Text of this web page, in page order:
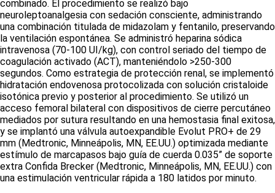
combinado. El procedimiento se realizó bajo
neuroleptoanalgesia con sedación consciente, administrando
una combinación titulada de midazolam y fentanilo, preservando
la ventilación espontánea. Se administró heparina sódica
intravenosa (70-100 UI/kg), con control seriado del tiempo de
coagulación activado (ACT), manteniéndolo >250-300
segundos. Como estrategia de protección renal, se implementó
hidratación endovenosa protocolizada con solución cristaloide
isotónica previo y posterior al procedimiento. Se utilizó un
acceso femoral bilateral con dispositivos de cierre percutáneo
mediados por sutura resultando en una hemostasia final exitosa,
y se implantó una válvula autoexpandible Evolut PRO+ de 29
mm (Medtronic, Minneápolis, MN, EE.UU.) optimizada mediante
estímulo de marcapasos bajo guía de cuerda 0.035” de soporte
extra Confida Brecker (Medtronic, Minneápolis, MN, EE.UU.) con
una estimulación ventricular rápida a 180 latidos por minuto.